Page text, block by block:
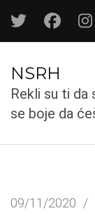
to
(Press
Enter)
NSRH
Rekli su ti
se boje da
09/11/2020 /